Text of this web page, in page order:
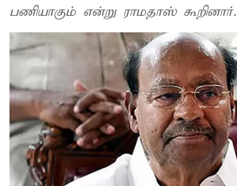
பணியாகும் என்று ராமதாஸ் கூறினார்.